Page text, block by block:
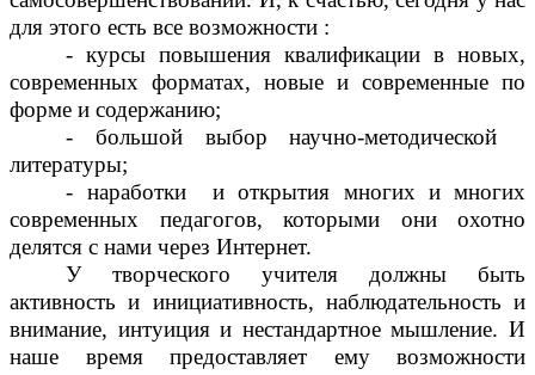
для этого есть все возможности :
- курсы повышения квалификации в новых,
современных форматах, новые и современные по
форме и содержанию;
- большой выбор научно-методической
литературы;
- наработки и открытия многих и многих
современных педагогов, которыми они охотно
делятся с нами через Интернет.
У творческого учителя должны быть
активность и инициативность, наблюдательность и
внимание, интуиция и нестандартное мышление. И
наше время предоставляет ему возможности